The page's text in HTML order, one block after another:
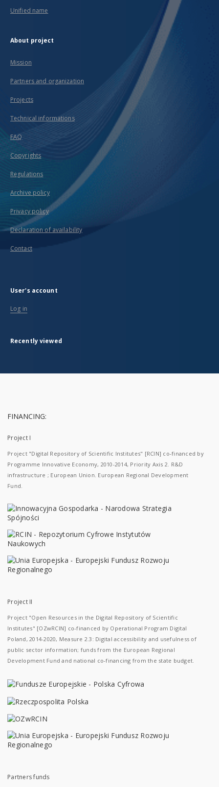
Unified name
About project
Mission
Partners and organization
Projects
Technical informations
FAQ
Copyrights
Regulations
Archive policy
Privacy policy
Declaration of availability
Contact
User's account
Log in
Recently viewed
FINANCING:
Project I
Project "Digital Repository of Scientific Institutes" [RCIN] co-financed by
Programme Innovative Economy, 2010-2014, Priority Axis 2. R&D
infrastructure ; European Union. European Regional Development
Fund.
Project II
Project "Open Resources in the Digital Repository of Scientific
Institutes" [OZwRCIN] co-financed by Operational Program Digital
Poland, 2014-2020, Measure 2.3: Digital accessibility and usefulness of
public sector information; funds from the European Regional
Development Fund and national co-financing from the state budget.
Partners funds